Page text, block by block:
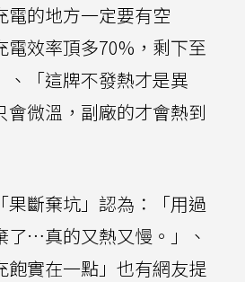
電的地方一定要有空
電效率頂多70%，剩下至
、「這牌不發熱才是異
會微溫，副廠的才會熱到
果斷棄坑」認為：「用過
了…真的又熱又慢。」、
飽實在一點」也有網友提